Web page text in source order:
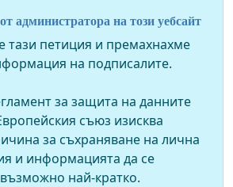
може да видите на
петицията. В кампанията са
хора с увреждения от България,
за правата си.
администратора на този уебсайт
тази петиция и премахнахме
на подписалите.
за защита на данните
съюз изисква
за съхраняване на лична
и информацията да се
най-кратко.